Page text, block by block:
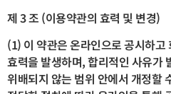
제 3 조 (이용약관의 효력 및 변경)
(1) 이 약관은 온라인으로 공시하
효력을 발생하며, 합리적인 사유가
위배되지 않는 범위 안에서 개정할